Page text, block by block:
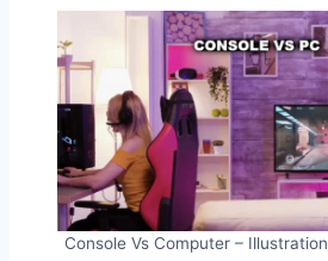
Console Vs Computer – Illustration